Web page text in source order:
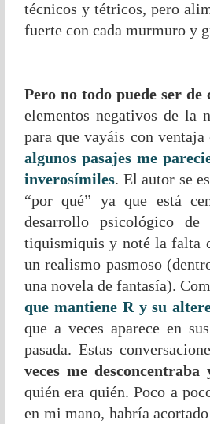
técnicos y tétricos, pero
fuerte con cada murmuro y
Pero no todo puede ser
elementos negativos de la
para que vayáis con ventaja
algunos pasajes me
inverosímiles. El autor se
“por qué” ya que está
desarrollo psicológico
tiquismiquis y noté la falta
un realismo pasmoso
una novela de fantasía).
que mantiene R y su
que a veces aparece en
pasada. Estas
veces me
quién era quién. Poco a
en mi mano, habría